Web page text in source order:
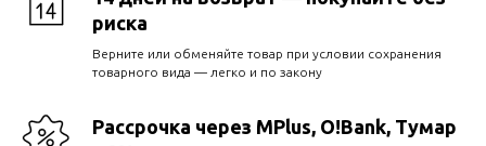
риска
Верните или обменяйте товар при условии сохранения
товарного вида — легко и по закону
Рассрочка через MPlus, O!Bank, Тумар